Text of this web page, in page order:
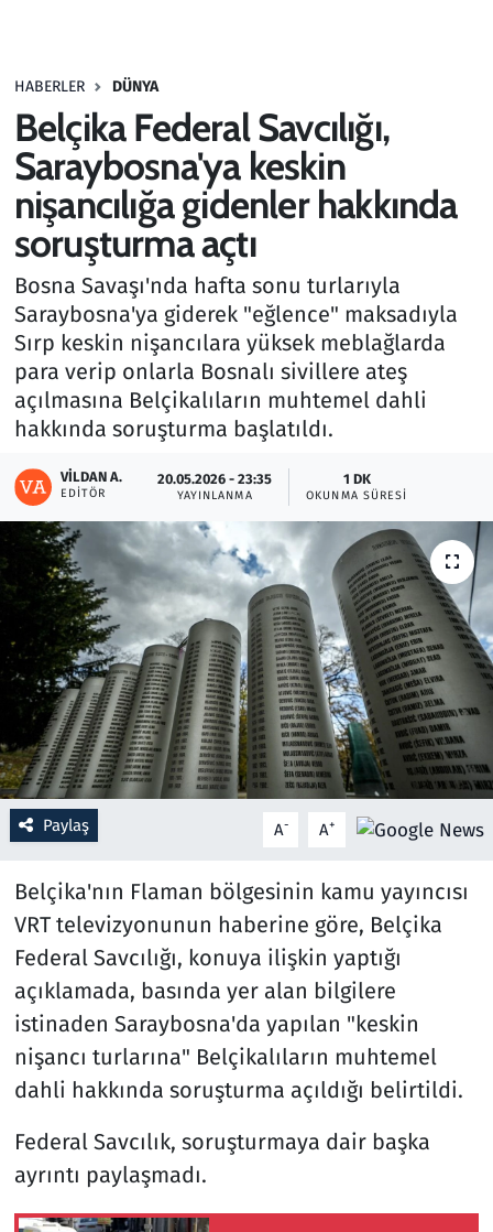
HABERLER DÜNYA
Belçika Federal Savcılığı,
Saraybosna'ya keskin
nişancılığa gidenler hakkında
soruşturma açtı
Bosna Savaşı'nda hafta sonu turlarıyla
Saraybosna'ya giderek "eğlence" maksadıyla
Sırp keskin nişancılara yüksek meblağlarda
para verip onlarla Bosnalı sivillere ateş
açılmasına Belçikalıların muhtemel dahli
hakkında soruşturma başlatıldı.
VILDAN A.
EDITÖR
20.05.2026 - 23:35
YAYINLANMA
1 DK
OKUNMA SÜRESI
Paylaş A- A+
Belçika'nın Flaman bölgesinin kamu yayıncısı
VRT televizyonunun haberine göre, Belçika
Federal Savcılığı, konuya ilişkin yaptığı
açıklamada, basında yer alan bilgilere
istinaden Saraybosna'da yapılan "keskin
nişancı turlarına" Belçikalıların muhtemel
dahli hakkında soruşturma açıldığı belirtildi.
Federal Savcılık, soruşturmaya dair başka
ayrıntı paylaşmadı.
Haber
Kültür Sanat
Kurumsal Haberler
Lezzet Durağı
Memur ve Kamu
Otomobil
Oyun
Ramazan
Resmi İlanlar
Rüya Tabirleri
Sağlık
Savunma Sanayi
Seçim 2023
Spor
Teknoloji ve Bilim
Televizyon